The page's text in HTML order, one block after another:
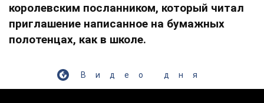
королевским посланником, который читал
приглашение написанное на бумажных
полотенцах, как в школе.
Видео дня